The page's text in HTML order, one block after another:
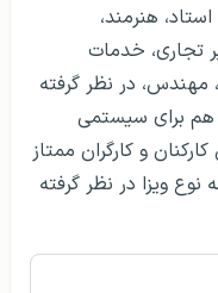
هنرمند،
تجاری، خدمات
مهندس، در نظر گرفته
هم برای سیستمی
و کارگران ممتاز
ویزا در نظر گرفته